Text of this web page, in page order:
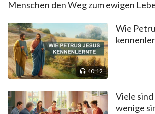
Menschen den Weg zum ewigen
40:12
Wie
Viele
wenige